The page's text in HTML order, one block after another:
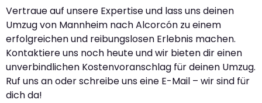
Vertraue auf unsere Expertise und lass uns deinen
Umzug von Mannheim nach Alcorcón zu einem
erfolgreichen und reibungslosen Erlebnis machen.
Kontaktiere uns noch heute und wir bieten dir einen
unverbindlichen Kostenvoranschlag für deinen Umzug.
Ruf uns an oder schreibe uns eine E-Mail – wir sind für
dich da!